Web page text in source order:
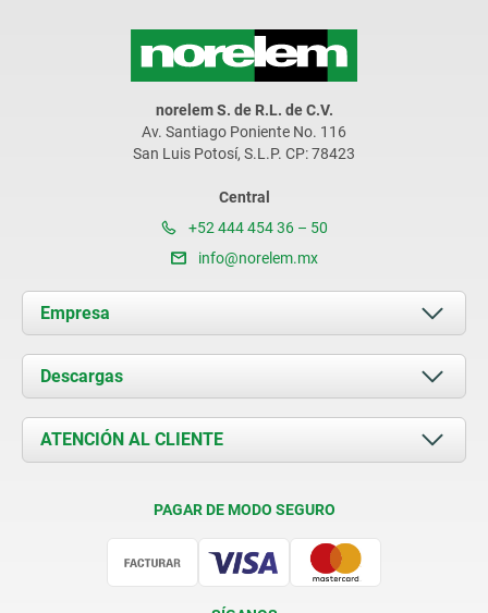
norelem S. de R.L. de C.V.
Av. Santiago Poniente No. 116
San Luis Potosí, S.L.P. CP: 78423
Central
+52 444 454 36 – 50
info@norelem.mx
Empresa
Acerca de nosotros
Novedades
Contacto
Descargas
Documents
ATENCIÓN AL CLIENTE
PAGAR DE MODO SEGURO